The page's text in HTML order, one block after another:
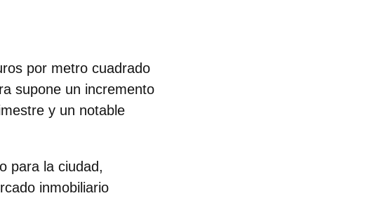
por metro cuadrado
supone un incremento
y un notable
para la ciudad,
inmobiliario